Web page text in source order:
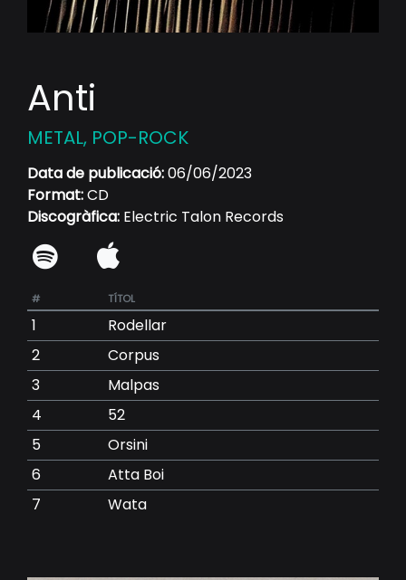
Anti
METAL, POP-ROCK
Data de publicació:06/06/2023
Format:CD
Discogràfica: Electric Talon Records
# TÍTOL
1
Rodellar
2
Corpus
3
Malpas
4
52
5
Orsini
6
Atta Boi
7
Wata